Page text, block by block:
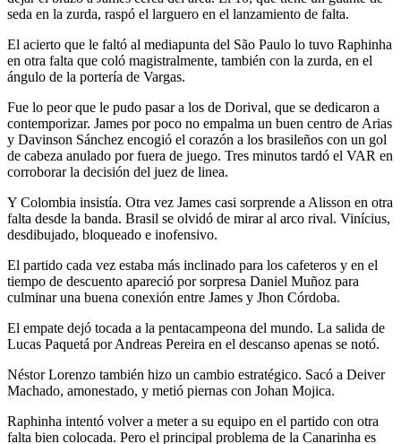
seda en la zurda, raspó el larguero en el lanzamiento de falta.
El acierto que le faltó al mediapunta del São Paulo lo tuvo Raphinha
en otra falta que coló magistralmente, también con la zurda, en el
ángulo de la portería de Vargas.
Fue lo peor que le pudo pasar a los de Dorival, que se dedicaron a
contemporizar. James por poco no empalma un buen centro de Arias
y Davinson Sánchez encogió el corazón a los brasileños con un gol
de cabeza anulado por fuera de juego. Tres minutos tardó el VAR en
corroborar la decisión del juez de linea.
Y Colombia insistía. Otra vez James casi sorprende a Alisson en otra
falta desde la banda. Brasil se olvidó de mirar al arco rival. Vinícius,
desdibujado, bloqueado e inofensivo.
El partido cada vez estaba más inclinado para los cafeteros y en el
tiempo de descuento apareció por sorpresa Daniel Muñoz para
culminar una buena conexión entre James y Jhon Córdoba.
El empate dejó tocada a la pentacampeona del mundo. La salida de
Lucas Paquetá por Andreas Pereira en el descanso apenas se notó.
Néstor Lorenzo también hizo un cambio estratégico. Sacó a Deiver
Machado, amonestado, y metió piernas con Johan Mojica.
Raphinha intentó volver a meter a su equipo en el partido con otra
falta bien colocada. Pero el principal problema de la Canarinha es